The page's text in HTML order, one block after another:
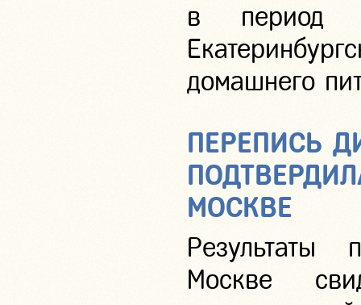
в период
домашнего
ПЕРЕПИСЬ
МОСКВЕ
Москве